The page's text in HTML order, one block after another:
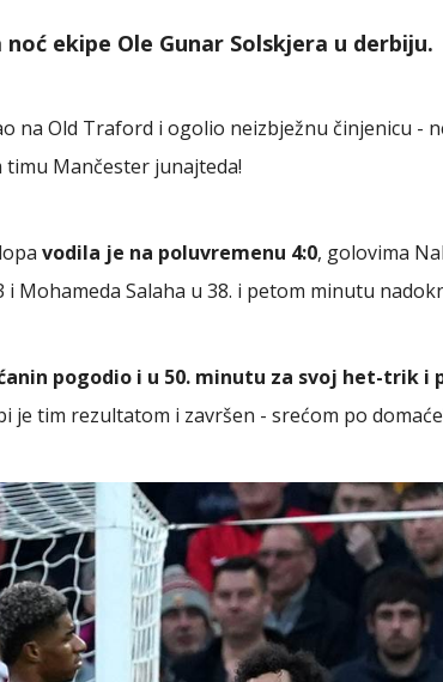
noć ekipe Ole Gunar Solskjera u derbiju.
na Old Traford i ogolio neizbježnu činjenicu -
Mančester junajteda!
vodila je na poluvremenu 4:0, golovima
i Mohameda Salaha u 38. i petom minutu
pogodio i u 50. minutu za svoj het-trik i
je tim rezultatom i završen - srećom po